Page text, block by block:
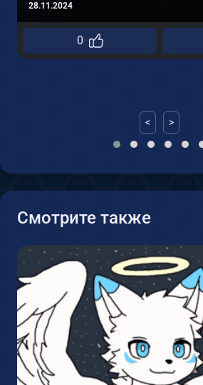
28.11.2024
0
< >
Смотрите также